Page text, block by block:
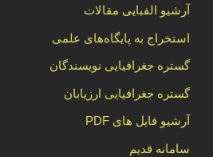
آرشیو الفبایی مقالات
استخراج به پایگاه‌های علمی
گستره جغرافیایی نویسندگان
گستره جغرافیایی ارزیابان
آرشیو فایل های PDF
سامانه قدیم